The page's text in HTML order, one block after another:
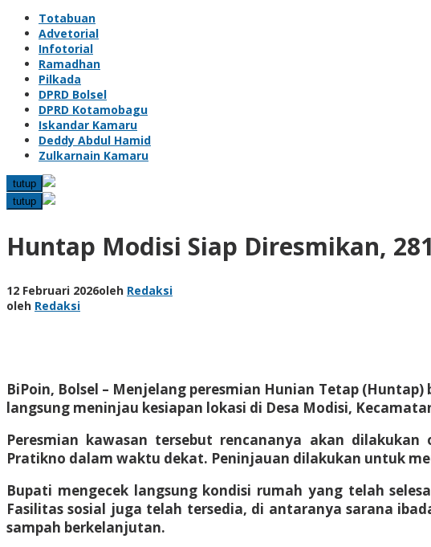
Totabuan
Advetorial
Infotorial
Ramadhan
Pilkada
DPRD Bolsel
DPRD Kotamobagu
Iskandar Kamaru
Deddy Abdul Hamid
Zulkarnain Kamaru
tutup
tutup
Huntap Modisi Siap Diresmikan,
12 Februari 2026oleh Redaksi
oleh Redaksi
BiPoin, Bolsel – Menjelang peresmian Hunian Tetap
langsung meninjau kesiapan lokasi di Desa Modisi,
Peresmian kawasan tersebut rencananya akan
Pratikno dalam waktu dekat. Peninjauan dilakukan untuk
Bupati mengecek langsung kondisi rumah yang telah
Fasilitas sosial juga telah tersedia, di antaranya sarana
sampah berkelanjutan.